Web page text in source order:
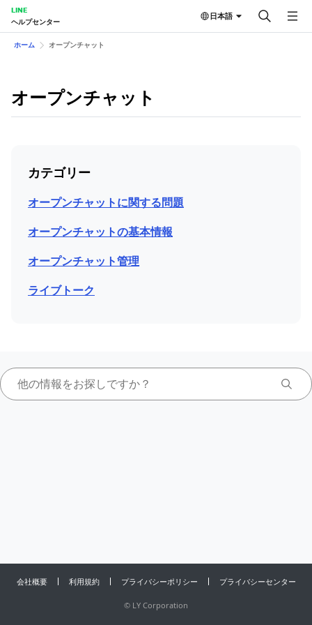
LINE
ヘルプセンター
日本語
ホーム オープンチャット
オープンチャット
カテゴリー
オープンチャットに関する問題
オープンチャットの基本情報
オープンチャット管理
ライブトーク
会社概要 利用規約 プライバシーポリシー プライバシーセンター
© LY Corporation